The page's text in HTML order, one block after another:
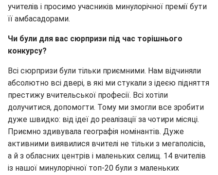
учителів і просимо учасників минулорічної премії бути
її амбасадорами.
Чи були для вас сюрпризи під час торішнього
конкурсу?
Всі сюрпризи були тільки приємними. Нам відчиняли
абсолютно всі двері, в які ми стукали з ідеєю підняття
престижу вчительської професії. Всі хотіли
долучитися, допомогти. Тому ми змогли все зробити
дуже швидко: від ідеї до реалізації за чотири місяці.
Приємно здивувала географія номінантів. Дуже
активними виявилися вчителі не тільки з мегаполісів,
а й з обласних центрів і маленьких селищ. 14 вчителів
із нашої минулорічної топ-20 були з маленьких